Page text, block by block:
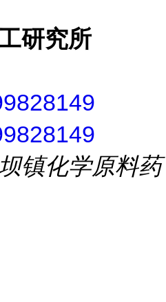
研究所
镇化学原料药